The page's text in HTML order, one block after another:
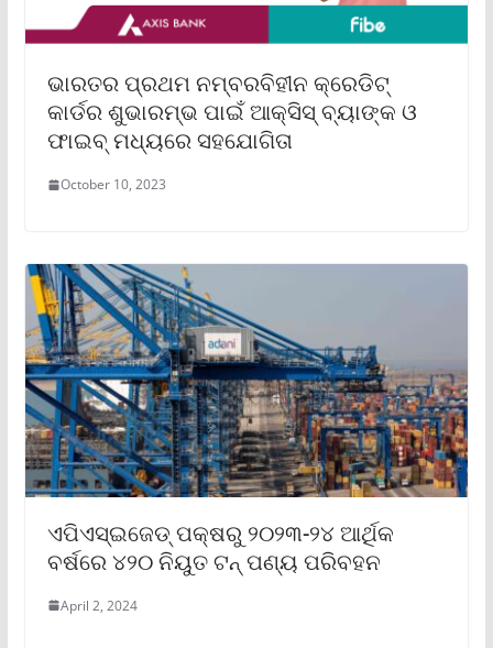
ଭାରତର ପ୍ରଥମ ନମ୍ବରବିହୀନ କ୍ରେଡିଟ୍
କାର୍ଡର ଶୁଭାରମ୍ଭ ପାଇଁ ଆକ୍ସିସ୍ ବ୍ୟାଙ୍କ ଓ
ଫାଇବ୍ ମଧ୍ୟରେ ସହଯୋଗିତା
October 10, 2023
ଏପିଏସ୍‌ଇଜେଡ୍ ପକ୍ଷରୁ ୨୦୨୩-୨୪ ଆର୍ଥିକ
ବର୍ଷରେ ୪୨୦ ନିୟୁତ ଟନ୍ ପଣ୍ୟ ପରିବହନ
April 2, 2024